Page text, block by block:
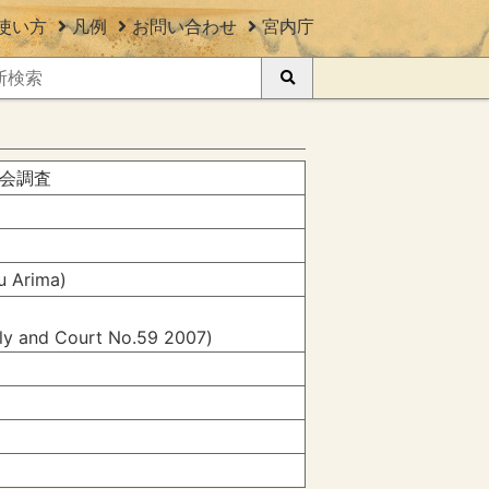
い方 凡例 お問い合わせ 宮内庁
調査
Arima)
and Court No.59 2007)